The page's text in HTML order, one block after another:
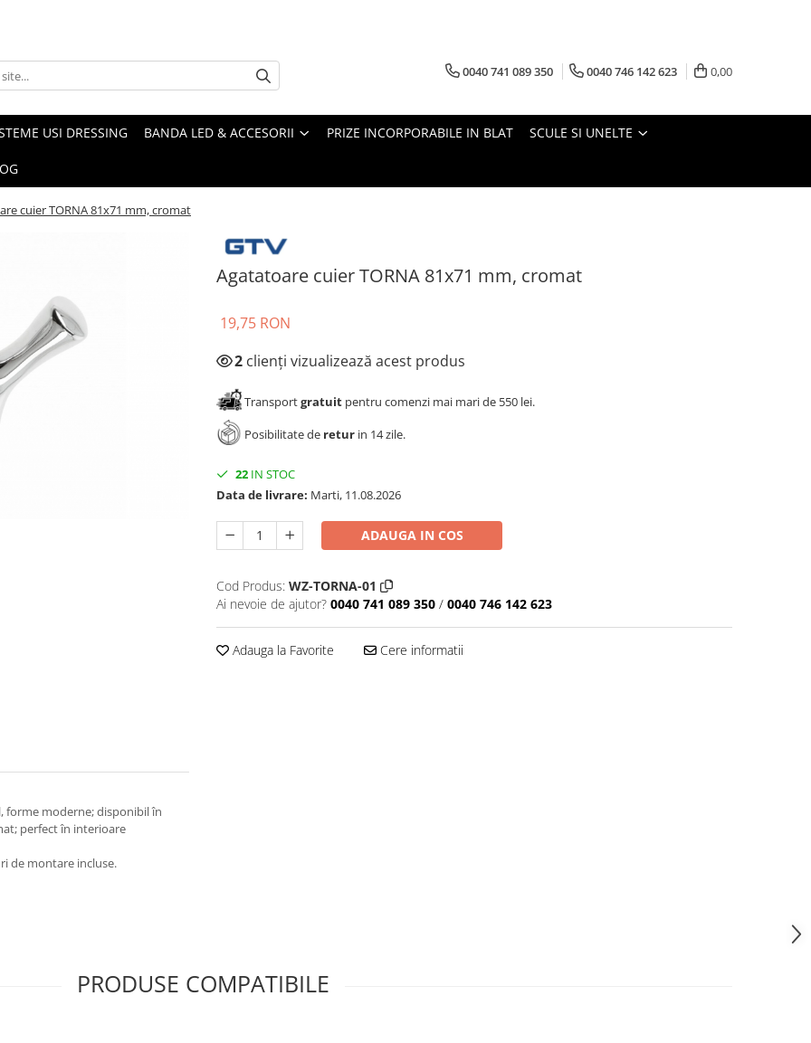
0040 741 089 350 0040 746 142 623 0,00
USI DRESSING BANDA LED & ACCESORII PRIZE INCORPORABILE IN BLAT SCULE SI UNELTE
cuier TORNA 81x71 mm, cromat
Agatatoare cuier TORNA 81x71 mm, cromat
19,75 RON
2 clienți vizualizează acest produs
Transportgratuit pentru comenzi mai mari de 550 lei.
Posibilitate de retur in 14 zile.
22 IN STOC
Data de livrare: Marti, 11.08.2026
ADAUGA IN COS
Cod Produs: WZ-TORNA-01
Ai nevoie de ajutor? 0040 741 089 350 / 0040 746 142 623
Adauga la Favorite Cere informatii
forme moderne; disponibil în
perfect în interioare
de montare incluse.
PRODUSE COMPATIBILE